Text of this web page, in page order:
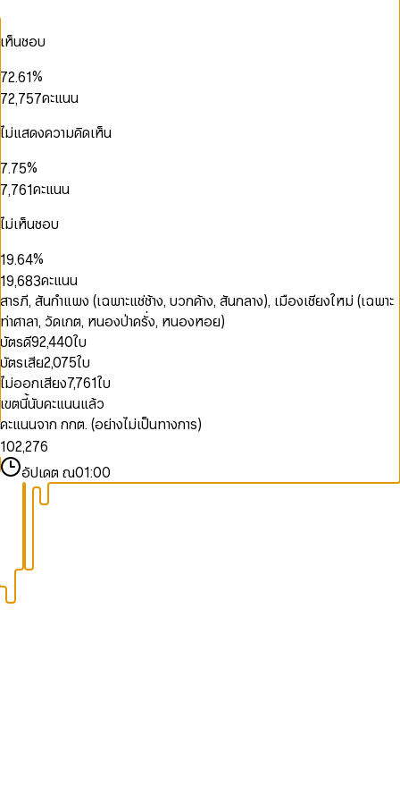
เห็นชอบ
3
5
7
8
9
0
2
3
4
5
6
7
8
9
.
4
6
7
8
9
1
2
3
4
5
6
7
8
%
2
3
4
6
7
9
1
2
4
6
7
8
9
,
4
6
7
9
2
3
4
5
7
9
4
5
6
7
9
คะแนน
ไม่แสดงความคิดเห็น
1
2
3
5
7
8
9
.
1
2
3
5
7
8
9
0
1
3
5
6
7
8
9
%
0
1
2
3
4
6
7
9
,
0
1
2
3
4
6
7
9
0
1
3
5
6
8
0
1
3
5
6
7
8
9
คะแนน
ไม่เห็นชอบ
1
2
3
4
5
6
7
8
9
1
3
4
5
7
9.
0
1
2
4
6
7
8
9
0
2
4
5
6
7
8
9
%
1
2
3
4
5
6
7
8
9
0
2
3
4
5
6
8
9,
0
1
2
3
5
6
7
8
9
1
2
3
4
5
7
8
9
0
1
2
3
4
5
6
7
8
9
คะแนน
สารภี, สันกำแพง (เฉพาะแช่ช้าง, บวกค้าง, สันกลาง), เมืองเชียงใหม่ (เฉพาะ
ท่าศาลา, วัดเกต, หนองป่าครั่ง, หนองหอย)
บัตรดี92,440ใบ
บัตรเสีย2,075ใบ
ไม่ออกเสียง7,761ใบ
เขตนี้นับคะแนนแล้ว
คะแนนจาก กกต. (อย่างไม่เป็นทางการ)
1
2
3
0
1
2
8
9
0
1
2
3
4
,
0
1
2
3
4
5
0
1
2
3
4
5
6
7
8
9
0
1
2
3
4
5
6
8
9
อัปเดต ณ01:00